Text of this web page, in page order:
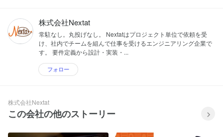
株式会社Nextat
常駐なし。丸投げなし。 Nextatはプロジェクト単位で依頼を受
け、社内でチームを組んで仕事を受けるエンジニアリング企業で
す。 要件定義から設計・実装・...
フォロー
株式会社Nextat
この会社の他のストーリー